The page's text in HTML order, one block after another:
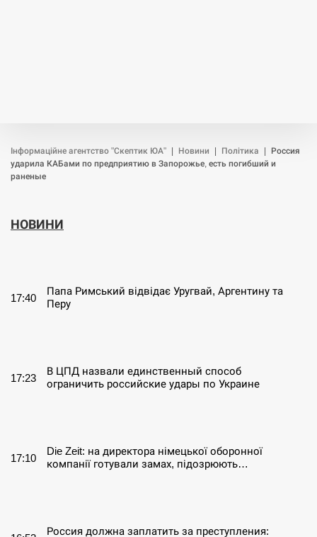
Інформаційне агентство "Скептик ЮА" Новини Політика
Россия
ударила КАБами по предприятию в Запорожье, есть погибший и
раненые
НОВИНИ
17:40
Папа Римський відвідає Уругвай, Аргентину та
Перу
17:23
В ЦПД назвали единственный способ
ограничить российские удары по Украине
17:10
Die Zeit: на директора німецької оборонної
компанії готували замах, підозрюють…
Россия должна заплатить за преступления: